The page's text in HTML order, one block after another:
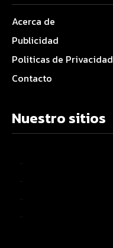
Acerca de
Publicidad
Politicas de Privacidad
Contacto
Nuestro sitios